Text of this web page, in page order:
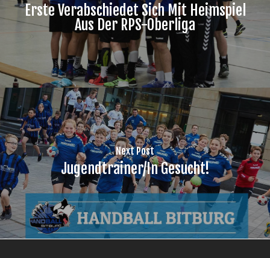
Erste Verabschiedet Sich Mit Heimspiel
Aus Der RPS-Oberliga
Next Post
Jugendtrainer/in Gesucht!